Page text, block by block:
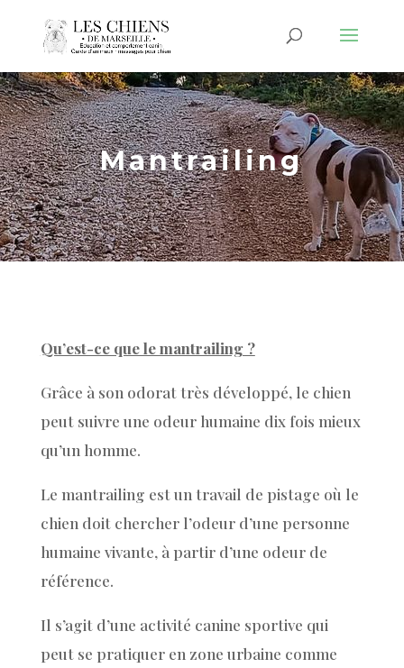
Mantrailing
Qu’est-ce que le mantrailing ?
Grâce à son odorat très développé, le chien
peut suivre une odeur humaine dix fois mieux
qu’un homme.
Le mantrailing est un travail de pistage où le
chien doit chercher l’odeur d’une personne
humaine vivante, à partir d’une odeur de
référence.
Il s’agit d’une activité canine sportive qui
peut se pratiquer en zone urbaine comme